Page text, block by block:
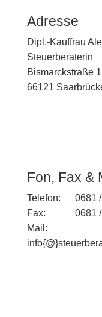
Adres­se
Dipl.-Kauffrau
Steuer­be­ra­te­rin
Bismarck­stra­ße
66121
Fon, Fax &
Telefon:
0681
Fax:
0681
Mail: